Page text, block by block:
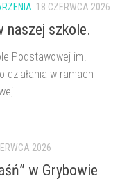
18 CZERWCA 2026
naszej szkole.
Podstawowej im.
działania w ramach
2026
w Grybowie